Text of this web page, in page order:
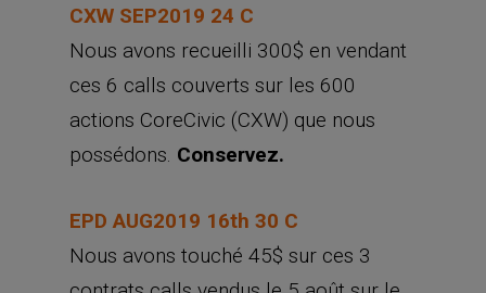
CXW SEP2019 24 C
Nous avons recueilli 300$ en vendant
ces 6 calls couverts sur les 600
actions CoreCivic (CXW) que nous
possédons. Conservez.
EPD AUG2019 16th 30 C
Nous avons touché 45$ sur ces 3